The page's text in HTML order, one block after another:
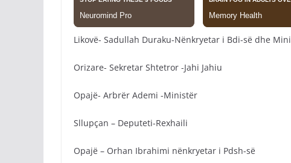
Likovë- Sadullah Duraku-Nënkryetar i Bdi-së dhe
Orizare- Sekretar Shtetror -Jahi Jahiu
Opajë- Arbrër Ademi -Ministër
Sllupçan – Deputeti-Rexhaili
Opajë – Orhan Ibrahimi nënkryetar i Pdsh-së